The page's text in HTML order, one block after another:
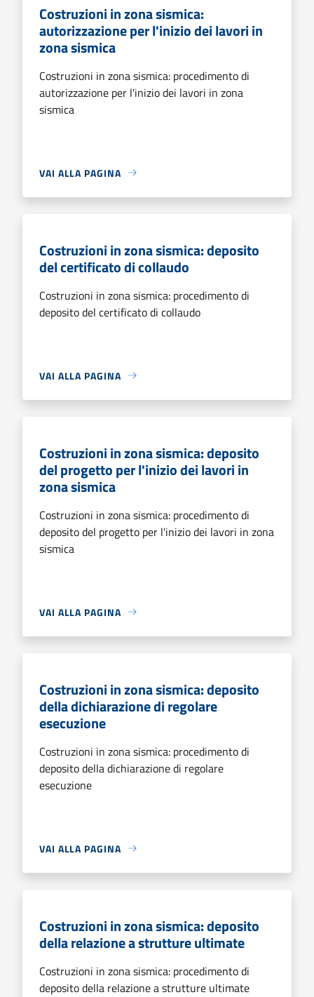
Costruzioni in zona sismica:
autorizzazione per l'inizio dei lavori in
zona sismica
Costruzioni in zona sismica: procedimento di
autorizzazione per l'inizio dei lavori in zona
sismica
VAI ALLA PAGINA
Costruzioni in zona sismica: deposito
del certificato di collaudo
Costruzioni in zona sismica: procedimento di
deposito del certificato di collaudo
VAI ALLA PAGINA
Costruzioni in zona sismica: deposito
del progetto per l'inizio dei lavori in
zona sismica
Costruzioni in zona sismica: procedimento di
deposito del progetto per l'inizio dei lavori in zona
sismica
VAI ALLA PAGINA
Costruzioni in zona sismica: deposito
della dichiarazione di regolare
esecuzione
Costruzioni in zona sismica: procedimento di
deposito della dichiarazione di regolare
esecuzione
VAI ALLA PAGINA
Costruzioni in zona sismica: deposito
della relazione a strutture ultimate
Costruzioni in zona sismica: procedimento di
deposito della relazione a strutture ultimate